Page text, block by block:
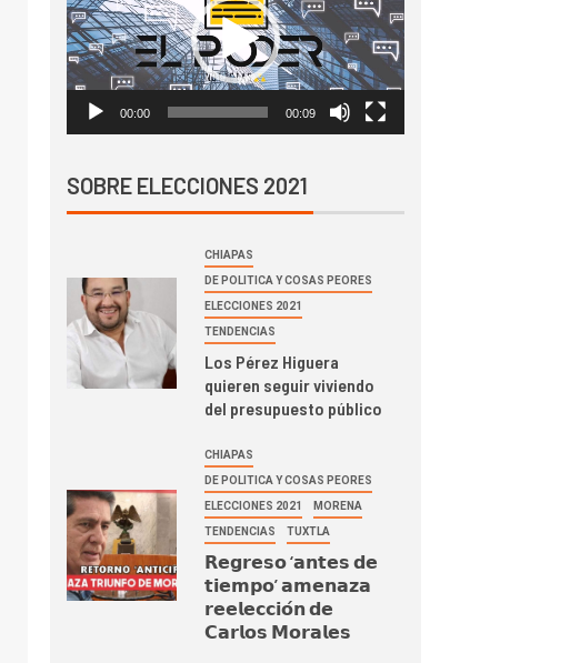
vídeo
00:00 00:09
SOBRE ELECCIONES 2021
CHIAPAS
DE POLITICA Y COSAS PEORES
ELECCIONES 2021
TENDENCIAS
Los Pérez Higuera
quieren seguir viviendo
del presupuesto público
CHIAPAS
DE POLITICA Y COSAS PEORES
ELECCIONES 2021 MORENA
TENDENCIAS TUXTLA
𝗥𝗲𝗴𝗿𝗲𝘀𝗼 ‘𝗮𝗻𝘁𝗲𝘀 𝗱𝗲
𝘁𝗶𝗲𝗺𝗽𝗼’ 𝗮𝗺𝗲𝗻𝗮𝘇𝗮
𝗿𝗲𝗲𝗹𝗲𝗰𝗰𝗶𝗼́𝗻 𝗱𝗲
𝗖𝗮𝗿𝗹𝗼𝘀 𝗠𝗼𝗿𝗮𝗹𝗲𝘀